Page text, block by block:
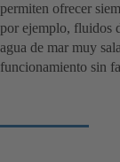
permiten ofrecer
por ejemplo, fluidos
agua de mar muy
funcionamiento sin